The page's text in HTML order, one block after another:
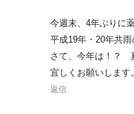
今週末、4年ぶりに
平成19年・20年共
さて、今年は！？
宜しくお願いします
返信